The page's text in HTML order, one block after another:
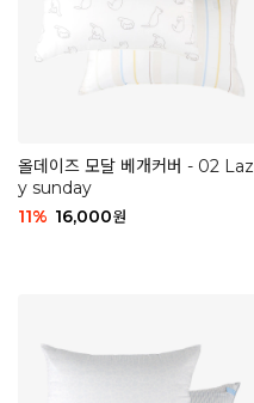
올데이즈 모달 베개커버 - 02 Laz
y sunday
11% 16,000원